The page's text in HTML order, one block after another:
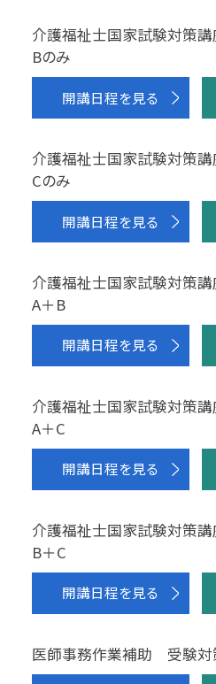
介護福祉士国家試験対策
Bのみ
開講日程を見る
介護福祉士国家試験対策
Cのみ
開講日程を見る
介護福祉士国家試験対策
A＋B
開講日程を見る
介護福祉士国家試験対策
A＋C
開講日程を見る
介護福祉士国家試験対策
B＋C
開講日程を見る
医師事務作業補助 受験対